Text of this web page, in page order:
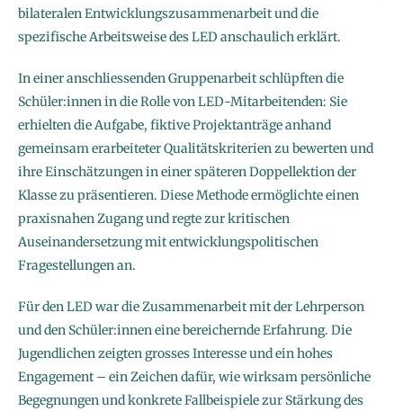
bilateralen Entwicklungszusammenarbeit und die
spezifische Arbeitsweise des LED anschaulich erklärt.
In einer anschliessenden Gruppenarbeit schlüpften die
Schüler:innen in die Rolle von LED-Mitarbeitenden: Sie
erhielten die Aufgabe, fiktive Projektanträge anhand
gemeinsam erarbeiteter Qualitätskriterien zu bewerten und
ihre Einschätzungen in einer späteren Doppellektion der
Klasse zu präsentieren. Diese Methode ermöglichte einen
praxisnahen Zugang und regte zur kritischen
Auseinandersetzung mit entwicklungspolitischen
Fragestellungen an.
Für den LED war die Zusammenarbeit mit der Lehrperson
und den Schüler:innen eine bereichernde Erfahrung. Die
Jugendlichen zeigten grosses Interesse und ein hohes
Engagement – ein Zeichen dafür, wie wirksam persönliche
Begegnungen und konkrete Fallbeispiele zur Stärkung des